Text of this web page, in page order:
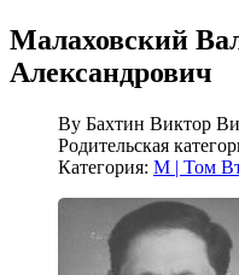
Малаховский
Александрович
By Бахтин Виктор
Родительская
Категория: М | Том